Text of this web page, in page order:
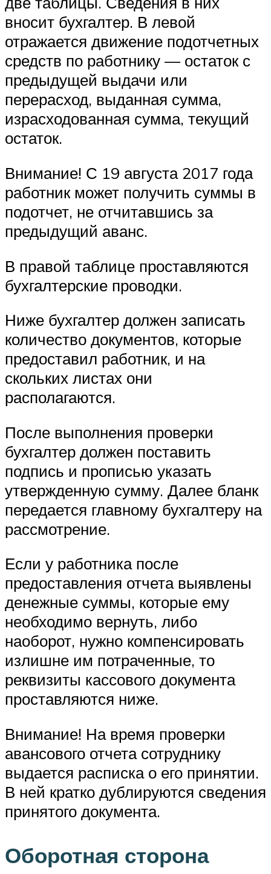
вносит бухгалтер. В левой
отражается движение подотчетных
средств по работнику — остаток с
предыдущей выдачи или
перерасход, выданная сумма,
израсходованная сумма, текущий
остаток.
Внимание! С 19 августа 2017 года
работник может получить суммы в
подотчет, не отчитавшись за
предыдущий аванс.
В правой таблице проставляются
бухгалтерские проводки.
Ниже бухгалтер должен записать
количество документов, которые
предоставил работник, и на
скольких листах они
располагаются.
После выполнения проверки
бухгалтер должен поставить
подпись и прописью указать
утвержденную сумму. Далее бланк
передается главному бухгалтеру на
рассмотрение.
Если у работника после
предоставления отчета выявлены
денежные суммы, которые ему
необходимо вернуть, либо
наоборот, нужно компенсировать
излишне им потраченные, то
реквизиты кассового документа
проставляются ниже.
Внимание! На время проверки
авансового отчета сотруднику
выдается расписка о его принятии.
В ней кратко дублируются сведения
принятого документа.
Оборотная сторона